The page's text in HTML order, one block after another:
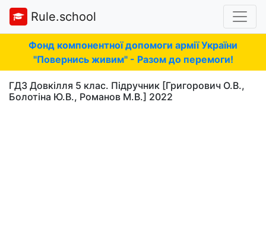
Rule.school
Фонд компонентної допомоги армії України
"Повернись живим" - Разом до перемоги!
ГДЗ Довкілля 5 клас. Підручник [Григорович О.В.,
Болотіна Ю.В., Романов М.В.] 2022